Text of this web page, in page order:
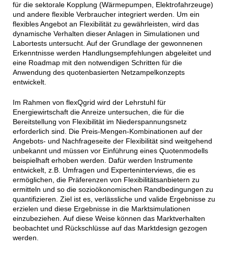
für die sektorale Kopplung (Wärmepumpen, Elektrofahrzeuge)
und andere flexible Verbraucher integriert werden. Um ein
flexibles Angebot an Flexibilität zu gewährleisten, wird das
dynamische Verhalten dieser Anlagen in Simulationen und
Labortests untersucht. Auf der Grundlage der gewonnenen
Erkenntnisse werden Handlungsempfehlungen abgeleitet und
eine Roadmap mit den notwendigen Schritten für die
Anwendung des quotenbasierten Netzampelkonzepts
entwickelt.
Im Rahmen von flexQgrid wird der Lehrstuhl für
Energiewirtschaft die Anreize untersuchen, die für die
Bereitstellung von Flexibilität im Niederspannungsnetz
erforderlich sind. Die Preis-Mengen-Kombinationen auf der
Angebots- und Nachfrageseite der Flexibilität sind weitgehend
unbekannt und müssen vor Einführung eines Quotenmodells
beispielhaft erhoben werden. Dafür werden Instrumente
entwickelt, z.B. Umfragen und Experteninterviews, die es
ermöglichen, die Präferenzen von Flexibilitätsanbietern zu
ermitteln und so die sozioökonomischen Randbedingungen zu
quantifizieren. Ziel ist es, verlässliche und valide Ergebnisse zu
erzielen und diese Ergebnisse in die Marktsimulationen
einzubeziehen. Auf diese Weise können das Marktverhalten
beobachtet und Rückschlüsse auf das Marktdesign gezogen
werden.